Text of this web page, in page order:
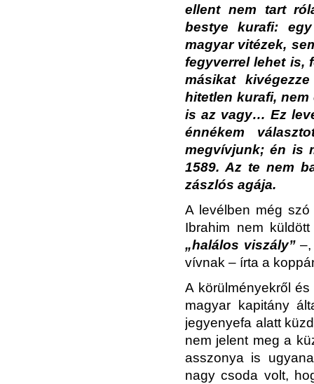
ellent nem tart
bestye kurafi:
magyar vitézek,
fegyverrel lehet is,
másikat
hitetlen kurafi, nem
is az vagy… Ez
énnékem
megvívjunk; én is
1589. Az te nem
zászlós agája.
A levélben még
Ibrahim nem
„halálos viszály”
vívnak – írta a
A körülményekről
magyar kapitány
jegyenyefa alatt
nem jelent meg a
asszonya is
nagy csoda volt,